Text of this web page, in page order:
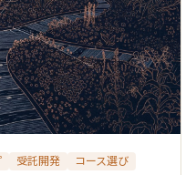
受託開発 コース選び